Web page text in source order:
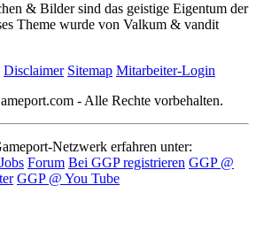
& Bilder sind das geistige Eigentum der
Theme wurde von Valkum & vandit
Disclaimer Sitemap Mitarbeiter-Login
- Alle Rechte vorbehalten.
Netzwerk erfahren unter:
Jobs Forum Bei GGP registrieren GGP @
GGP @ You Tube